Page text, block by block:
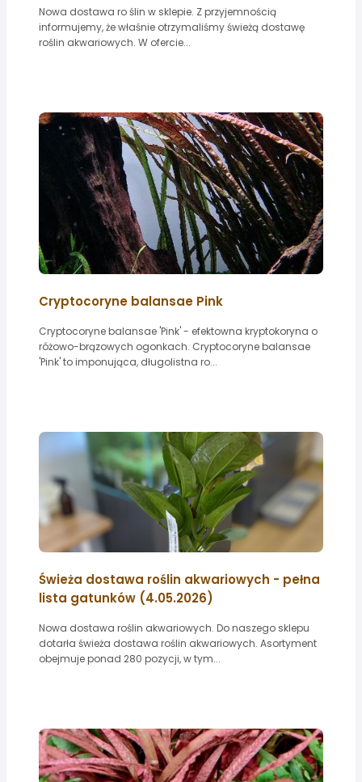
Nowa dostawa ro ślin w sklepie. Z przyjemnością
informujemy, że właśnie otrzymaliśmy świeżą dostawę
roślin akwariowych. W ofercie...
Cryptocoryne balansae Pink
Cryptocoryne balansae 'Pink' - efektowna kryptokoryna o
różowo-brązowych ogonkach. Cryptocoryne balansae
'Pink' to imponująca, długolistna ro...
Świeża dostawa roślin akwariowych - pełna
lista gatunków (4.05.2026)
Nowa dostawa roślin akwariowych. Do naszego sklepu
dotarła świeża dostawa roślin akwariowych. Asortyment
obejmuje ponad 280 pozycji, w tym...